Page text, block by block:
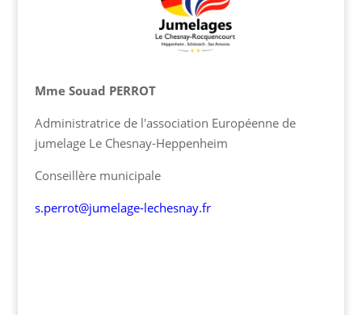
Mme Souad PERROT
Administratrice de l'association Européenne de
jumelage Le Chesnay-Heppenheim
Conseillère municipale
s.perrot@jumelage-lechesnay.fr